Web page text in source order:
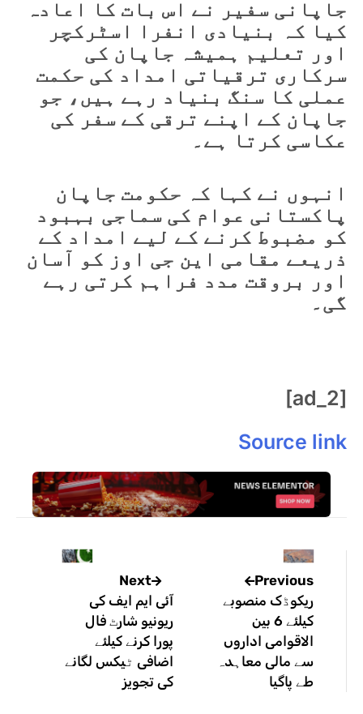
جاپانی سفیر نے اس بات کا اعادہ
کیا کہ بنیادی انفرا اسٹرکچر
اور تعلیم ہمیشہ جاپان کی
سرکاری ترقیاتی امداد کی حکمت
عملی کا سنگ بنیاد رہے ہیں، جو
جاپان کے اپنے ترقی کے سفر کی
عکاسی کرتا ہے۔
انہوں نے کہا کہ حکومت جاپان
پاکستانی عوام کی سماجی بہبود
کو مضبوط کرنے کے لیے امداد کے
ذریعے مقامی این جی اوز کو آسان
اور بروقت مدد فراہم کرتی رہے
گی۔
[ad_2]
Source link
Previous
ریکوڈک منصوبے
کیلئے 6 بین
الاقوامی اداروں
سے مالی معاہدہ
طے پاگیا
Next
آئی ایم ایف کی
ریونیو شارٹ فال
پورا کرنے کیلئے
اضافی ٹیکس لگانے
کی تجویز